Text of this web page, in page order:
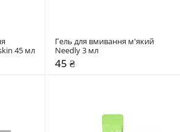
45 мл
Гель для вмивання м'який
Needly 3 мл
45 ₴